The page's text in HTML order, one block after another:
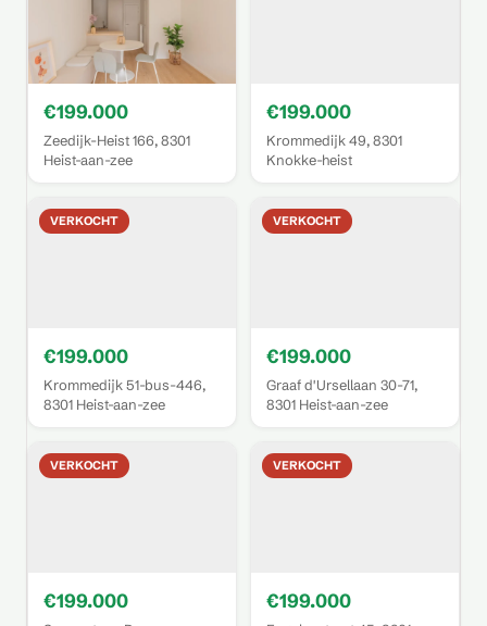
€199.000
Zeedijk-Heist 166, 8301
Heist-aan-zee
€199.000
Krommedijk 49, 8301
Knokke-heist
VERKOCHT
€199.000
Krommedijk 51-bus-446,
8301 Heist-aan-zee
VERKOCHT
€199.000
Graaf d'Ursellaan 30-71,
8301 Heist-aan-zee
VERKOCHT
€199.000
VERKOCHT
€199.000